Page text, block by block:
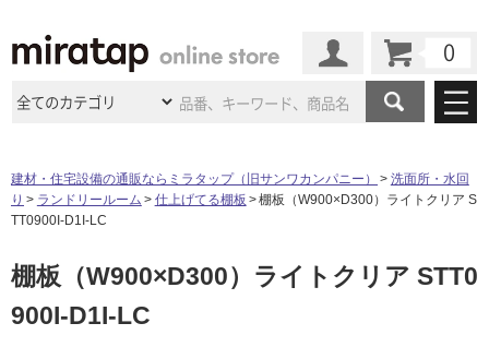
商品カテゴリ
洗面所・水回り
キッチン 浴室（風呂・バスルー
ドア（扉）・建具・玄関
施工事例
施工事例 法人案件納入事例
ミラタップのあるくらし
ショールーム
ショールームの
建材・住宅設備の通販ならミラタップ（旧サンワカンパニー）
洗面所・水回
り
ランドリールーム 仕上げてる棚板
棚板（W900×D300）ライトクリア S
TT0900I-D1I-LC
棚板（W900×D300）ライトクリア STT0
900I-D1I-LC